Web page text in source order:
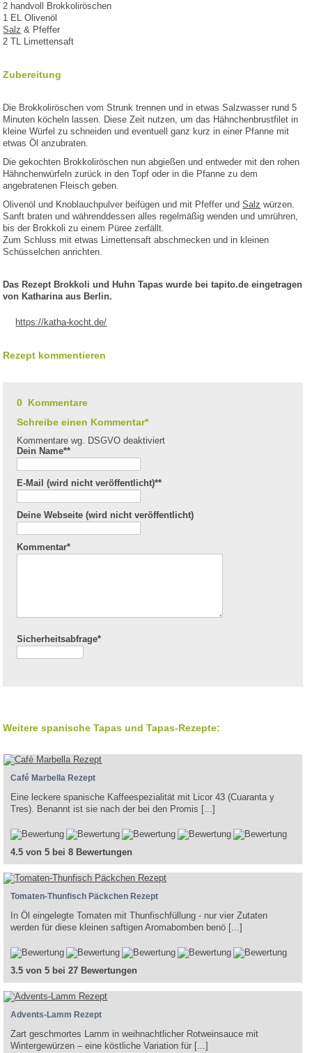
2 handvoll Brokkoliröschen
1 EL Olivenöl
Salz & Pfeffer
2 TL Limettensaft
Zubereitung
Die Brokkoliröschen vom Strunk trennen und in etwas Salzwasser rund 5
Minuten köcheln lassen. Diese Zeit nutzen, um das Hähnchenbrustfilet in
kleine Würfel zu schneiden und eventuell ganz kurz in einer Pfanne mit
etwas Öl anzubraten.
Die gekochten Brokkoliröschen nun abgießen und entweder mit den rohen
Hähnchenwürfeln zurück in den Topf oder in die Pfanne zu dem
angebratenen Fleisch geben.
Olivenöl und Knoblauchpulver beifügen und mit Pfeffer undSalz würzen.
Sanft braten und währenddessen alles regelmäßig wenden und umrühren,
bis der Brokkoli zu einem Püree zerfällt.
Zum Schluss mit etwas Limettensaft abschmecken und in kleinen
Schüsselchen anrichten.
Das Rezept Brokkoli und Huhn Tapas wurde bei tapito.de eingetragen
von Katharina aus Berlin.
https://katha-kocht.de/
Rezept kommentieren
0 Kommentare
Schreibe einen Kommentar*
Kommentare wg. DSGVO deaktiviert
Dein Name**
E-Mail (wird nicht veröffentlicht)**
Deine Webseite (wird nicht veröffentlicht)
Kommentar*
Sicherheitsabfrage*
Weitere spanische Tapas und Tapas-Rezepte:
Café Marbella Rezept
Eine leckere spanische Kaffeespezialität mit Licor 43 (Cuaranta y
Tres). Benannt ist sie nach der bei den Promis [...]
4.5 von 5 bei 8 Bewertungen
Tomaten-Thunfisch Päckchen Rezept
In Öl eingelegte Tomaten mit Thunfischfüllung - nur vier Zutaten
werden für diese kleinen saftigen Aromabomben benö [...]
3.5 von 5 bei 27 Bewertungen
Advents-Lamm Rezept
Zart geschmortes Lamm in weihnachtlicher Rotweinsauce mit
Wintergewürzen – eine köstliche Variation für [...]